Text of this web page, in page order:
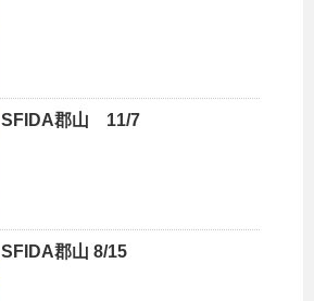
SFIDA郡山 11/7
SFIDA郡山 8/15